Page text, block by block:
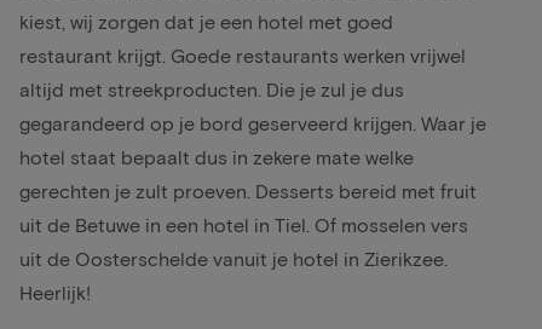
kiest, wij zorgen dat je een hotel met goed
restaurant krijgt. Goede restaurants werken vrijwel
altijd met streekproducten. Die je zul je dus
gegarandeerd op je bord geserveerd krijgen. Waar je
hotel staat bepaalt dus in zekere mate welke
gerechten je zult proeven. Desserts bereid met fruit
uit de Betuwe in een hotel in Tiel. Of mosselen vers
uit de Oosterschelde vanuit je hotel in Zierikzee.
Heerlijk!